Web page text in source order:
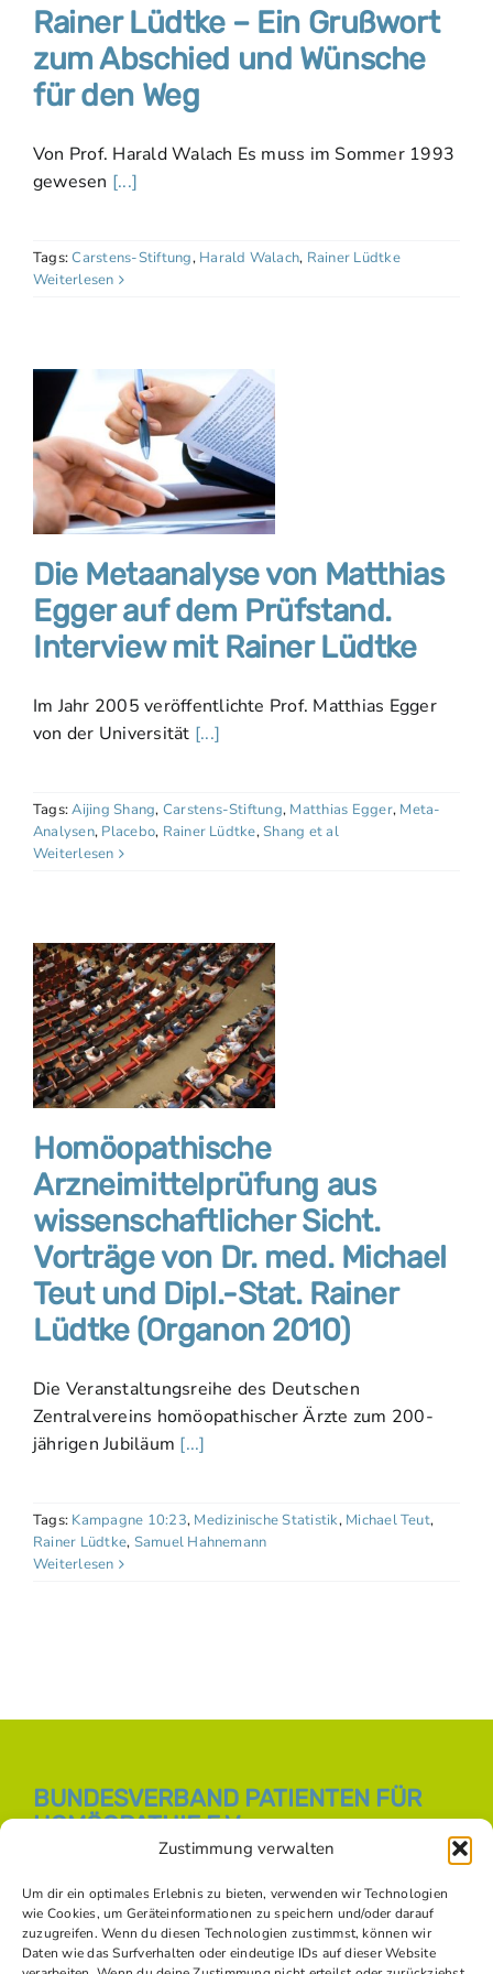
Zustimmung verwalten
Um dir ein optimales Erlebnis zu bieten, verwenden wir Technologien
wie Cookies, um Geräteinformationen zu speichern und/oder darauf
zuzugreifen. Wenn du diesen Technologien zustimmst, können wir
Daten wie das Surfverhalten oder eindeutige IDs auf dieser Website
Rainer Lüdtke – Ein Grußwort
zum Abschied und Wünsche
für den Weg
Von Prof. Harald Walach Es muss im Sommer 1993
gewesen [...]
Tags:Carstens-Stiftung, Harald Walach, Rainer Lüdtke
Weiterlesen
Die Metaanalyse von Matthias
Egger auf dem Prüfstand.
Interview mit Rainer Lüdtke
Im Jahr 2005 veröffentlichte Prof. Matthias Egger
von der Universität [...]
Tags:Aijing Shang, Carstens-Stiftung, Matthias Egger, Meta-
Analysen, Placebo, Rainer Lüdtke,Shang et al
Weiterlesen
Homöopathische
Arzneimittelprüfung aus
wissenschaftlicher Sicht.
Vorträge von Dr. med. Michael
Teut und Dipl.-Stat. Rainer
Lüdtke (Organon 2010)
Die Veranstaltungsreihe des Deutschen
Zentralvereins homöopathischer Ärzte zum 200-
jährigen Jubiläum [...]
Tags: Kampagne 10:23, Medizinische Statistik, Michael Teut,
Rainer Lüdtke, Samuel Hahnemann
Weiterlesen
BUNDESVERBAND PATIENTEN FÜR
HOMÖOPATHIE E.V.
E-Mail:
info [at] bph-online.de
Webseite:Homöopathie Online